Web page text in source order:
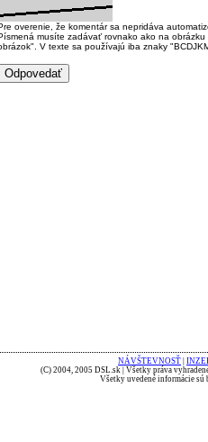
overenie, že komentár sa nepridáva
musíte zadávať rovnako ako na
V texte sa používajú iba znaky
NÁVŠTEVNOSŤ
(C) 2004, 2005 DSL.sk | Všetky práva
Všetky uvedené informácie sú